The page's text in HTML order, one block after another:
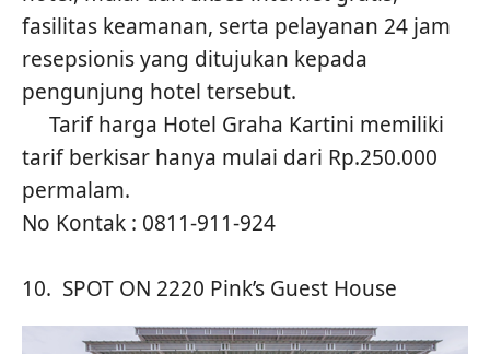
fasilitas keamanan, serta pelayanan 24 jam
resepsionis yang ditujukan kepada
pengunjung hotel tersebut.
Tarif harga Hotel Graha Kartini memiliki
tarif berkisar hanya mulai dari Rp.250.000
permalam.
No Kontak : 0811-911-924
10. SPOT ON 2220 Pink’s Guest House